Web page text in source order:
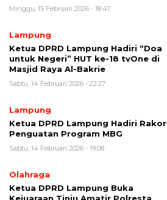
Minggu, 15 Februari 2026 - 18:47
Lampung
Ketua DPRD Lampung Hadiri “Doa
untuk Negeri” HUT ke-18 tvOne di
Masjid Raya Al-Bakrie
Sabtu, 14 Februari 2026 - 22:27
Lampung
Ketua DPRD Lampung Hadiri Rakor
Penguatan Program MBG
Sabtu, 14 Februari 2026 - 19:08
Olahraga
Ketua DPRD Lampung Buka